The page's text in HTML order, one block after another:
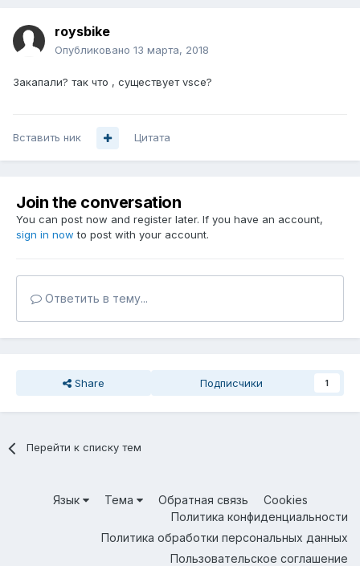
roysbike
Опубликовано 13 марта, 2018
Закапали? так что , существует vsce?
Вставить ник Цитата
Join the conversation
You can post now and register later. If you have an account,
sign in now to post with your account.
Ответить в тему...
Share Подписчики 1
Перейти к списку тем
Язык Тема Обратная связь
Cookies
Политика конфиденциальности
Политика обработки персональных данных
Пользовательское соглашение